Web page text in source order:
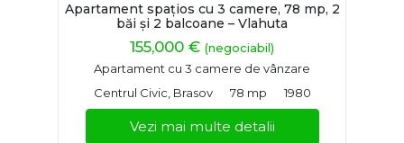
Apartament spațios cu 3 camere, 78 mp, 2
băi și 2 balcoane – Vlahuta
155,000 € (negociabil)
Apartament cu 3 camere de vânzare
Centrul Civic, Brasov
78 mp 1980
Vezi mai multe detalii